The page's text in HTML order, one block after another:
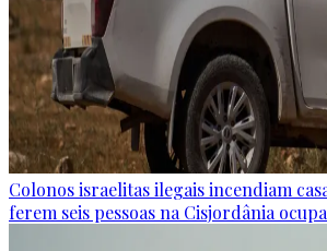
Colonos israelitas ilegais incendiam
ferem seis pessoas na Cisjordânia